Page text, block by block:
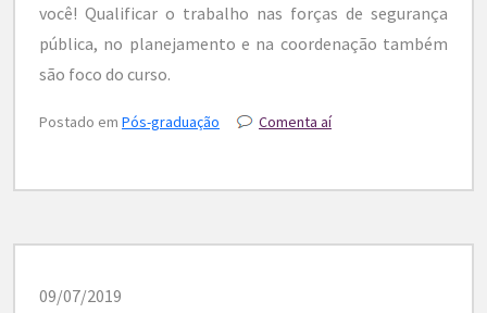
você! Qualificar o trabalho nas forças de segurança
pública, no planejamento e na coordenação também
são foco do curso.
Postado em Pós-graduação Comenta aí
09/07/2019